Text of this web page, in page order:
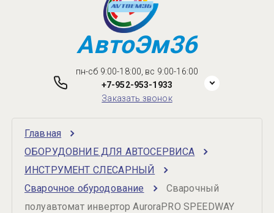
АвтоЭм36
пн-сб 9:00-18:00, вс 9:00-16:00
+7-952-953-1933
Заказать звонок
Главная
ОБОРУДОВНИЕ ДЛЯ АВТОСЕРВИСА
ИНСТРУМЕНТ СЛЕСАРНЫЙ
Сварочное обуродование
Сварочный
полуавтомат инвертор AuroraPRO SPEEDWAY